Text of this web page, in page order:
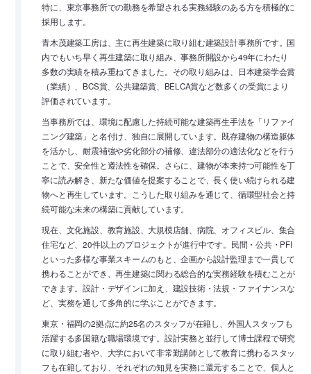
特に、東京事務所での勤務を希望される実務経験のある方を積極的に
採用します。
青木茂建築工房は、主に再生建築に取り組む建築設計事務所です。国
内でもいち早く再生建築に取り組み、事務所開設から49年にわたり
多数の実績を積み重ねてきました。その取り組みは、日本建築学会賞
（業績）、BCS賞、公共建築賞、BELCA賞など数多くの受賞により
評価されています。
当事務所では、環境に配慮した持続可能な建築再生手法を「リファイ
ニング建築」と名付け、独自に展開しています。既存建物の構造躯体
を活かし、耐震補強や劣化部分の補修、違法部分の適法化などを行う
ことで、安全性と遵法性を確保。さらに、建物が本来持つ可能性を丁
寧に読み解き、新たな価値を提案することで、長く使い続けられる建
物へと再生しています。こうした取り組みを通じて、循環型社会と持
続可能な未来の構築に貢献しています。
現在、文化施設、教育施設、大規模店舗、病院、オフィスビル、集合
住宅など、20件以上のプロジェクトが進行中です。民間・公共・PFI
といった多様な事業スキームのもと、企画から設計監理まで一貫して
携わることができ、再生建築に関わる総合的な実務経験を積むことが
できます。設計・デザインに加え、建設技術・法規・ファイナンスな
ど、実務を通して多角的に学ぶことができます。
東京・福岡の2拠点に約25名のスタッフが在籍し、外国人スタッフも
活躍する多国籍な職場環境です。設計実務と並行して博士課程で研究
に取り組む者や、大学において非常勤講師として教育に携わるスタッ
フも在籍しており、それぞれの知見を実務に還元することで、個人と